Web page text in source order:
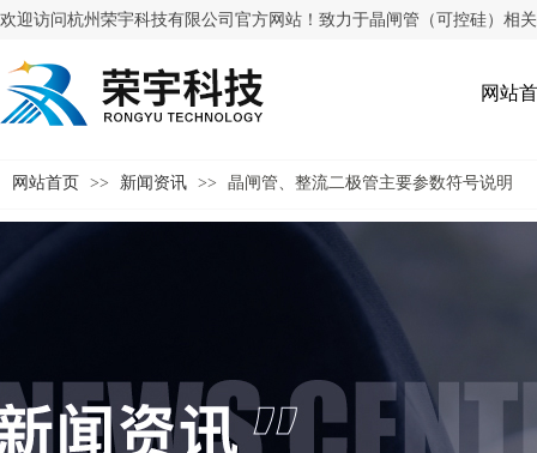
欢迎访问杭州荣宇科技有限公司官方网站！致力于晶闸管（可控硅）相
网站
网站首页 >> 新闻资讯 >> 晶闸管、整流二极管主要参数符号说明